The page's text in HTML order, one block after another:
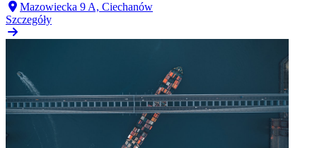
Mazowiecka 9 A, Ciechanów
Szczegóły